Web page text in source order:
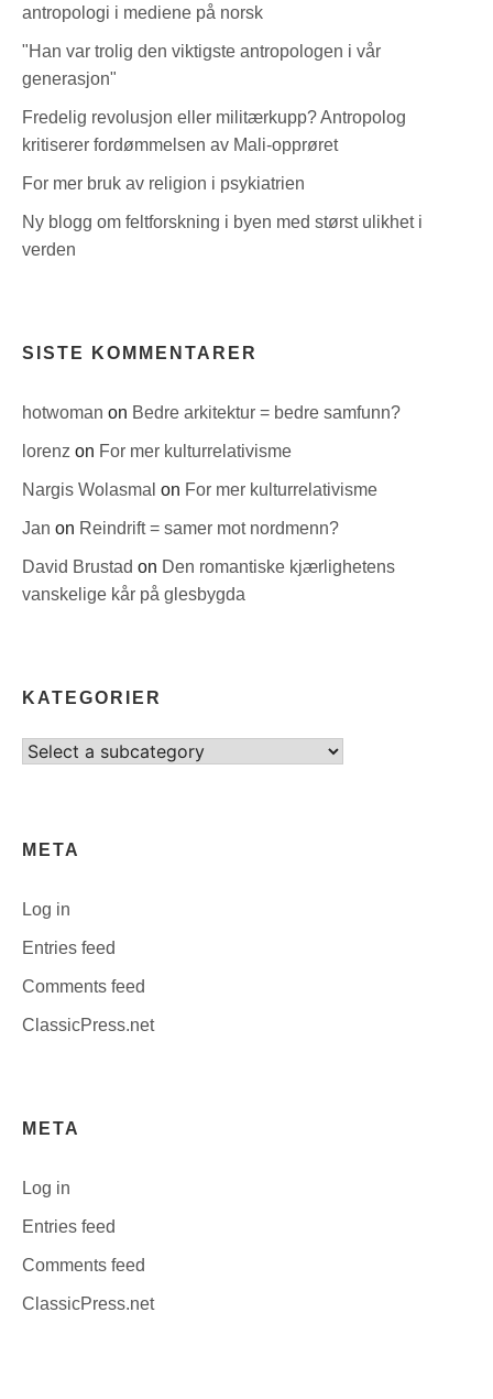
antropologi i mediene på norsk
"Han var trolig den viktigste antropologen i vår
generasjon"
Fredelig revolusjon eller militærkupp? Antropolog
kritiserer fordømmelsen av Mali-opprøret
For mer bruk av religion i psykiatrien
Ny blogg om feltforskning i byen med størst ulikhet i
verden
SISTE KOMMENTARER
hotwoman on Bedre arkitektur = bedre samfunn?
lorenz on For mer kulturrelativisme
Nargis Wolasmal on For mer kulturrelativisme
Jan on Reindrift = samer mot nordmenn?
David Brustad on Den romantiske kjærlighetens
vanskelige kår på glesbygda
KATEGORIER
Select
META
Log in
Entries feed
Comments feed
ClassicPress.net
META
Log in
Entries feed
Comments feed
ClassicPress.net